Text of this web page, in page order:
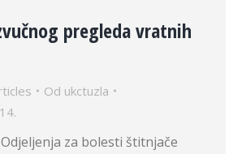
pregleda vratnih
Od ukctuzla
za bolesti štitnjače